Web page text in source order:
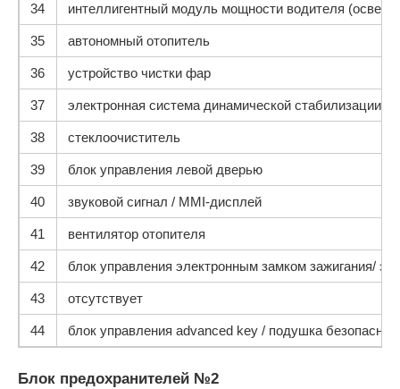
34 интеллигентный модуль мощности водителя
35 автономный отопитель
36 устройство чистки фар
37 электронная система динамической стабилизации
38 стеклоочиститель
39 блок управления левой дверью
40 звуковой сигнал / MMI-дисплей
41 вентилятор отопителя
42 блок управления электронным замком зажигания/
43 отсутствует
44 блок управления advanced key / подушка
Блок предохранителей №2